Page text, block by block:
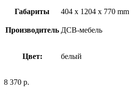
Габариты 404 x 1204 x 770 mm
Производитель ДСВ-мебель
Цвет: белый
8 370 р.